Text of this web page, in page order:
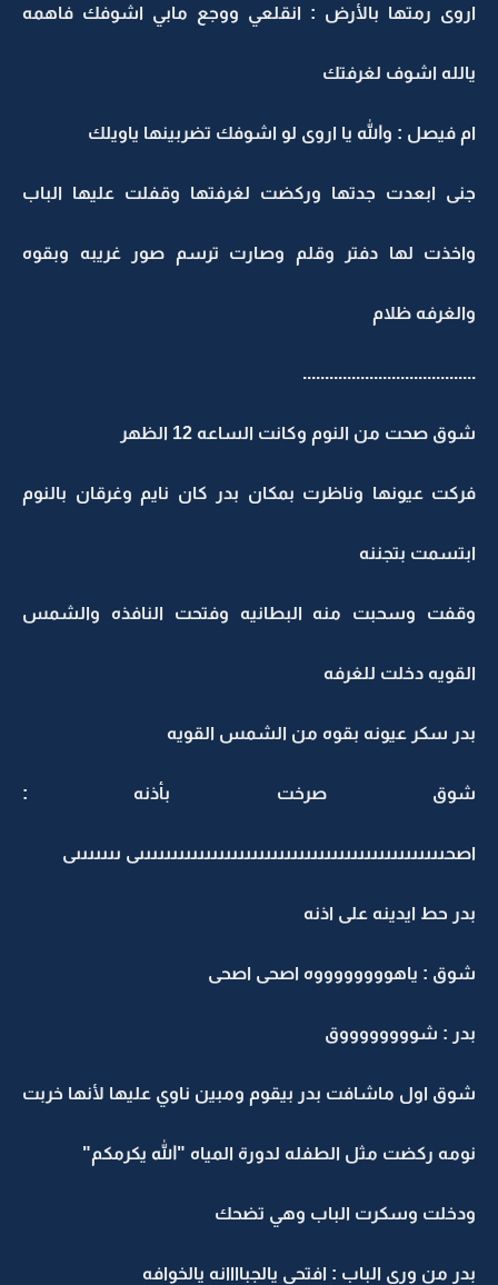
اروى رمتها بالأرض : انقلعي ووجع مابي اشوفك فاهمه
يالله اشوف لغرفتك
ام فيصل : والله يا اروى لو اشوفك تضربينها ياويلك
جنى ابعدت جدتها وركضت لغرفتها وقفلت عليها الباب
واخذت لها دفتر وقلم وصارت ترسم صور غريبه وبقوه
والغرفه ظلام
.......................................
شوق صحت من النوم وكانت الساعه 12 الظهر
فركت عيونها وناظرت بمكان بدر كان نايم وغرقان بالنوم
ابتسمت بتجننه
وقفت وسحبت منه البطانيه وفتحت النافذه والشمس
القويه دخلت للغرفه
بدر سكر عيونه بقوه من الشمس القويه
شوق صرخت بأذنه :
اصحىىىىىىىىىىىىىىىىىىىىىىىىىىىىىىىىىىىىىىىىىىىىىىى ىىىىىىىى
بدر حط ايدينه على اذنه
شوق : ياهووووووووه اصحى اصحى
بدر : شووووووووق
شوق اول ماشافت بدر بيقوم ومبين ناوي عليها لأنها خربت
نومه ركضت مثل الطفله لدورة المياه "الله يكرمكم"
ودخلت وسكرت الباب وهي تضحك
بدر من ورى الباب : افتحي يالجباااانه يالخوافه